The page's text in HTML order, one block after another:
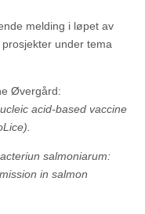
melding i løpet av
under tema
Øvergård:
acid-based vaccine
salmoniarum:
in salmon